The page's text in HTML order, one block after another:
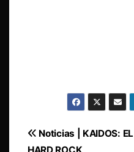
Navegación
Noticias | KAIDOS: EL